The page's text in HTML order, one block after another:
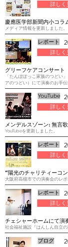
詳しく
慶應医学部新聞内小コラ
​メディア情報を更新しました。
レポート
詳しく
グリーフケアコンサート
「たんぽぽっこ家族のつどい
アのつどい）にて演奏のお手
YouTube
詳しく
メンデルスゾーン: 無言
YouTubeを更新しました。
​レポート
詳しく
“陽光のチャリティーコ
大阪府高槻市での演奏会のレポ
​レポート
詳しく
チェシャーホームにて演
社会福祉施設『はんしん自立
ブログ